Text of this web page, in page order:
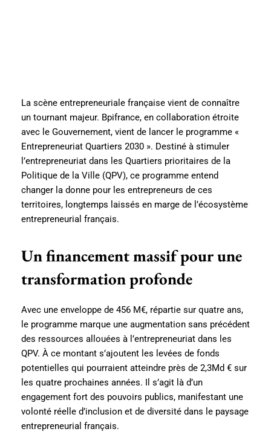
La scène entrepreneuriale française vient de connaître
un tournant majeur. Bpifrance, en collaboration étroite
avec le Gouvernement, vient de lancer le programme «
Entrepreneuriat Quartiers 2030 ». Destiné à stimuler
l’entrepreneuriat dans les Quartiers prioritaires de la
Politique de la Ville (QPV), ce programme entend
changer la donne pour les entrepreneurs de ces
territoires, longtemps laissés en marge de l’écosystème
entrepreneurial français.
Un financement massif pour une
transformation profonde
Avec une enveloppe de 456 M€, répartie sur quatre ans,
le programme marque une augmentation sans précédent
des ressources allouées à l’entrepreneuriat dans les
QPV. À ce montant s’ajoutent les levées de fonds
potentielles qui pourraient atteindre près de 2,3Md € sur
les quatre prochaines années. Il s’agit là d’un
engagement fort des pouvoirs publics, manifestant une
volonté réelle d’inclusion et de diversité dans le paysage
entrepreneurial français.